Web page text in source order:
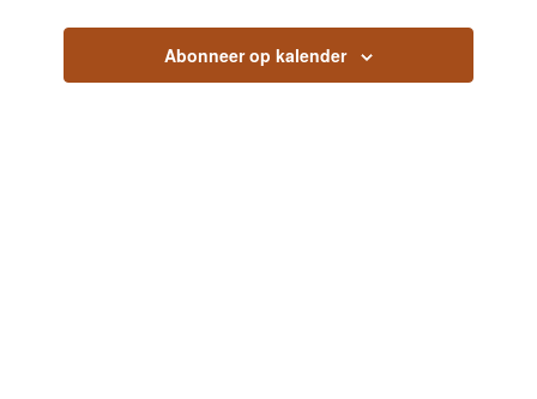
navigatie
Abonneer op kalender